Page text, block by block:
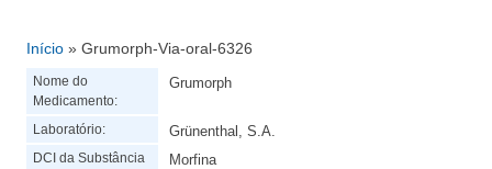
Está aqui
Início » Grumorph-Via-oral-6326
Nome do
Medicamento:
Grumorph
Laboratório: Grünenthal, S.A.
DCI da Substância
Morfina